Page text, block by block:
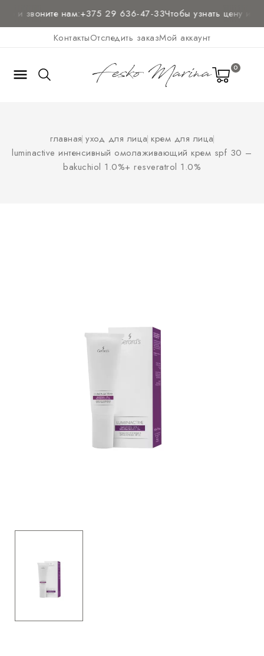
и звоните нам:+375 29 636-47-33Чтобы узнать цену и
КонтактыОтследить заказМой аккаунт
 0
главная уход для лица крем для лица
luminactive интенсивный омолаживающий крем spf 30 –
bakuchiol 1.0%+ resveratrol 1.0%